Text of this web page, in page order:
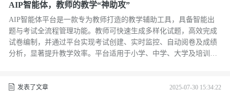
AIP智能体，教师的教学“神助攻”
AIP智能体平台是一款专为教师打造的教学辅助工具，具备智能出
题与考试全流程管理功能。教师可快速生成多样化试题，高效完成
试卷编制，并通过平台实现考试创建、实时监控、自动阅卷及成绩
分析，显著提升教学效率。平台适用于小学、中学、大学及培训机
发表了文章 2025-07-30 15:34:22